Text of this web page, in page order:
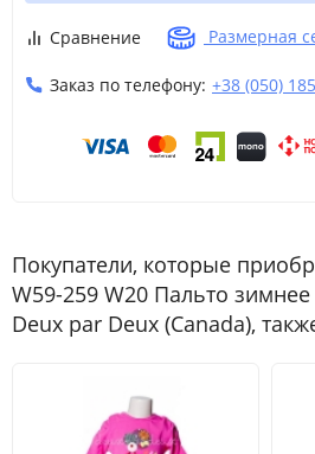
Сравнение Размерная
Заказ по телефону: +38 (050)
Покупатели, которые
W59-259 W20 Пальто
Deux par Deux (Canada),